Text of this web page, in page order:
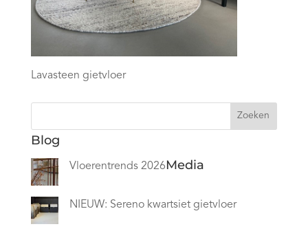
Lavasteen gietvloer
Zoeken
Blog
Vloerentrends 2026
NIEUW: Sereno kwartsiet gietvloer
Media